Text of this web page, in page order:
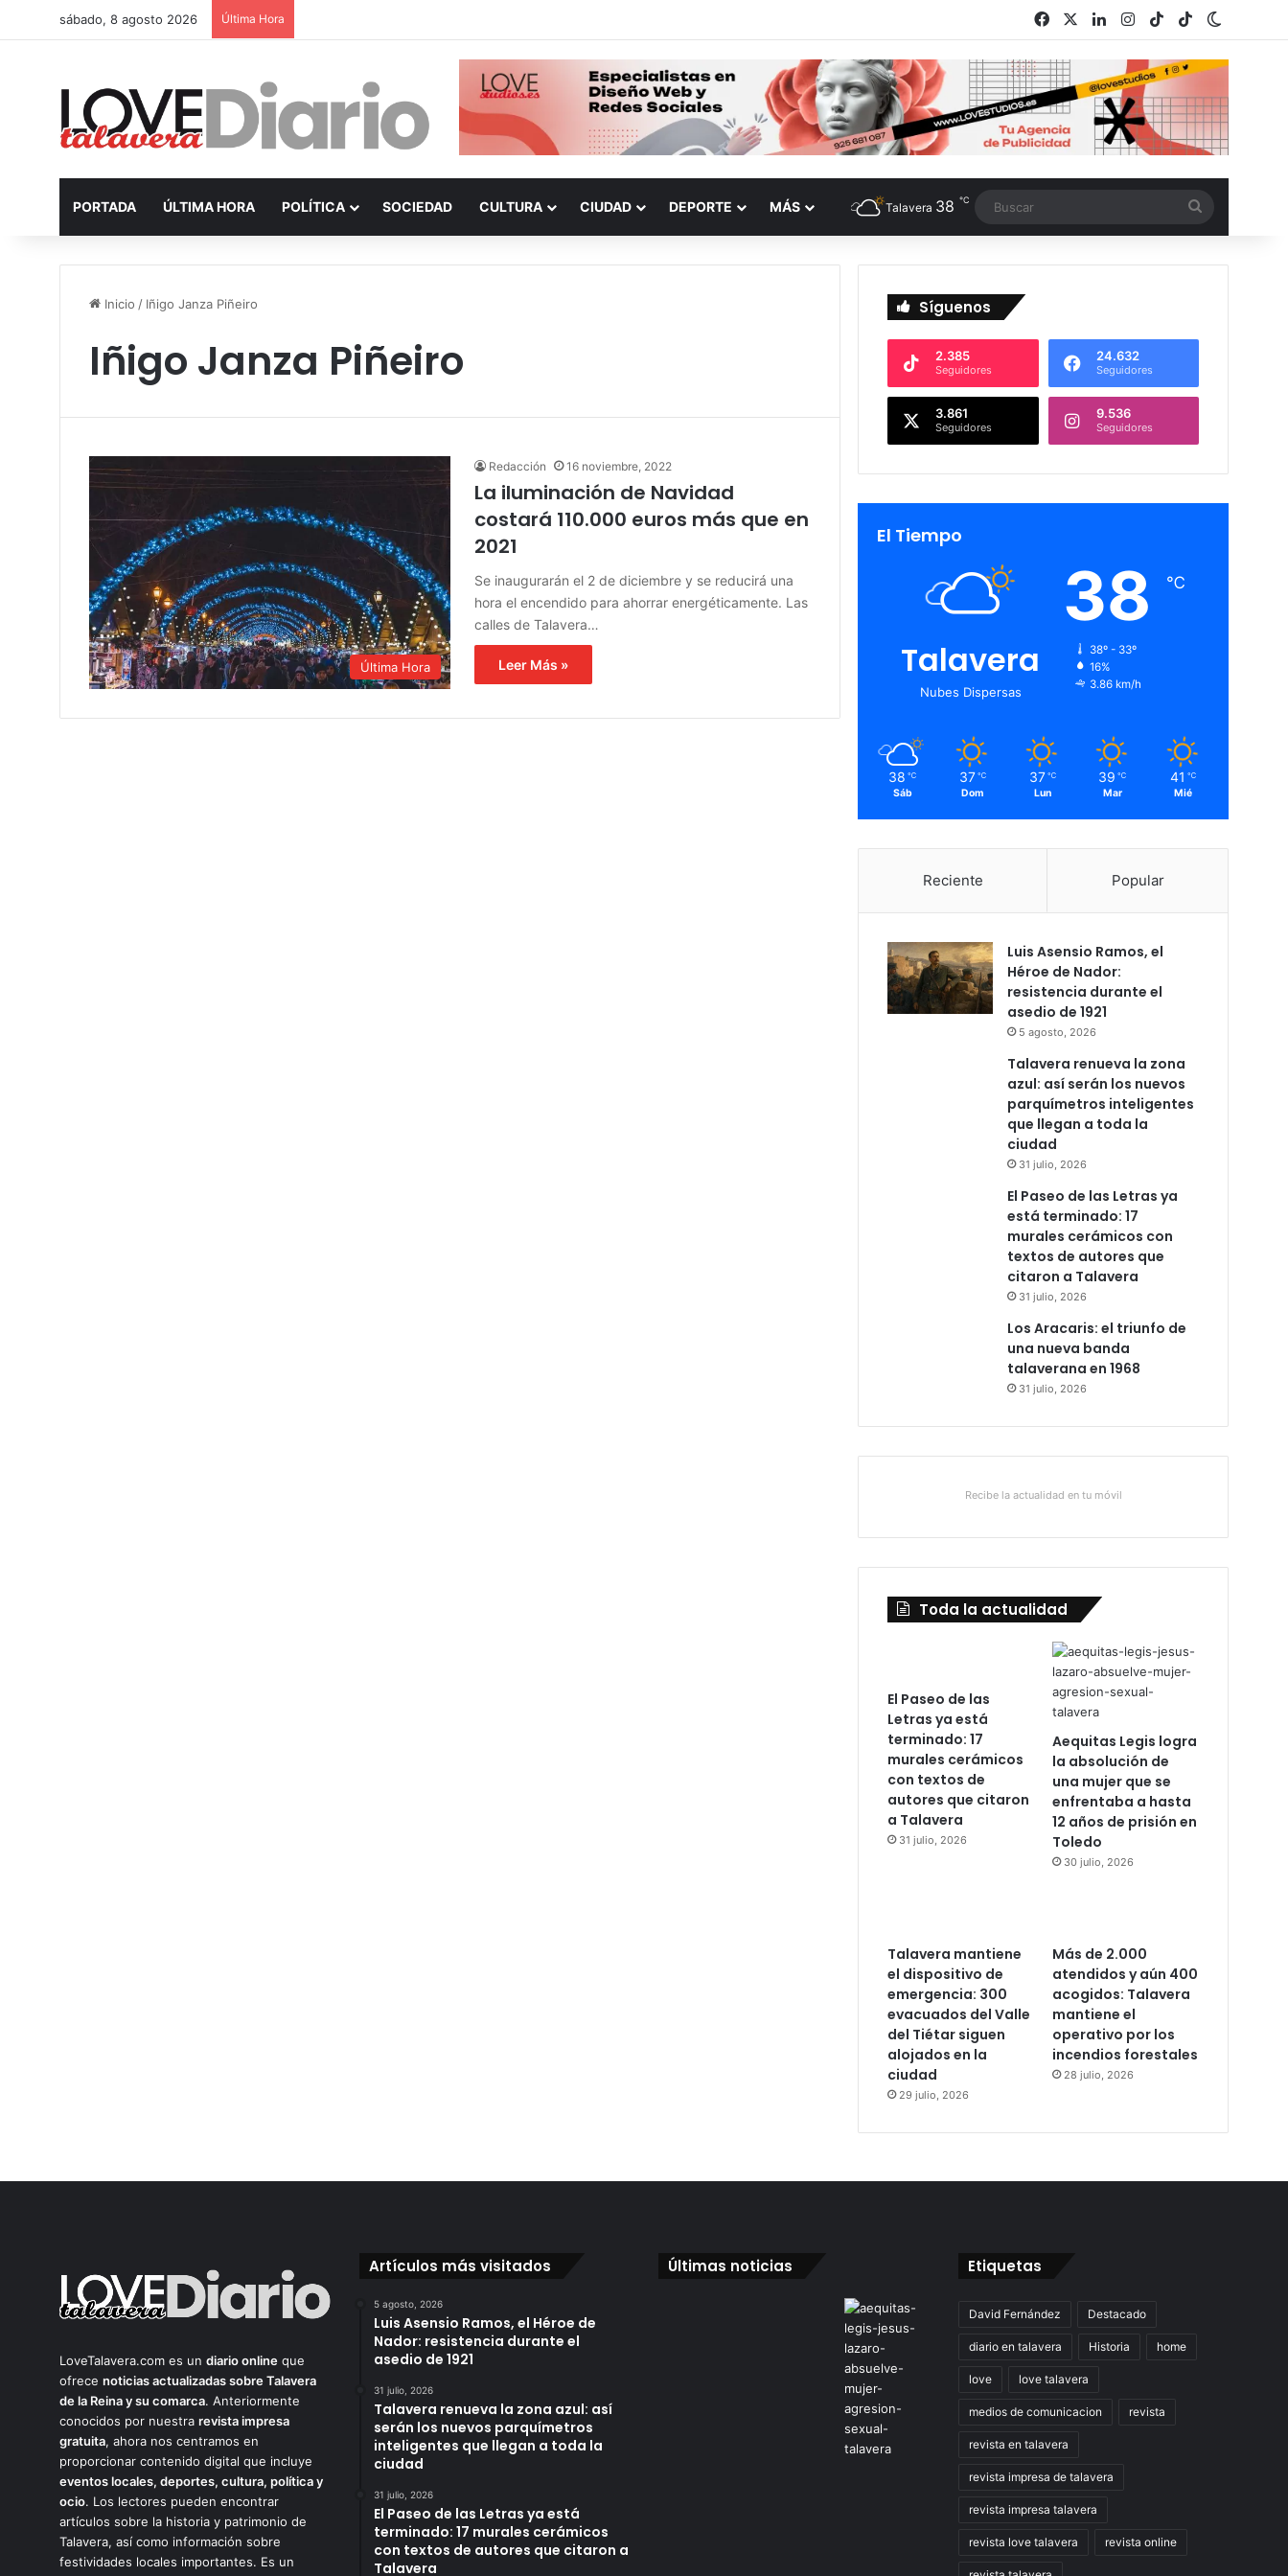
sábado, 8 agosto 2026 Última Hora Facebook LinkedInInstagram
TikTokRSS
PORTADA ÚLTIMA HORA POLÍTICA SOCIEDAD CULTURA CIUDAD DEPORTE MÁS Talavera 38 ℃
Inicio / Iñigo Janza Piñeiro
Iñigo Janza Piñeiro
Última Hora
Redacción 16 noviembre, 2022
La iluminación de Navidad
costará 110.000 euros más que en
2021
Se inaugurarán el 2 de diciembre y se reducirá una
hora el encendido para ahorrar energéticamente. Las
calles de Talavera…
Leer Más »
Síguenos
2.385
Seguidores
24.632
Seguidores
3.861
Seguidores
9.536
Seguidores
El Tiempo
Talavera
Nubes Dispersas
38 ℃
38º - 33º
16%
3.86 km/h
38 ℃
Sáb
37 ℃
Dom
37 ℃
Lun
39 ℃
Mar
41 ℃
Mié
Reciente Popular
Luis Asensio Ramos, el
Héroe de Nador:
resistencia durante el
asedio de 1921
5 agosto, 2026
Talavera renueva la zona
azul: así serán los nuevos
parquímetros inteligentes
que llegan a toda la
ciudad
31 julio, 2026
El Paseo de las Letras ya
está terminado: 17
murales cerámicos con
textos de autores que
citaron a Talavera
31 julio, 2026
Los Aracaris: el triunfo de
una nueva banda
talaverana en 1968
31 julio, 2026
Recibe la actualidad en tu móvil
Toda la actualidad
El Paseo de las
Letras ya está
terminado: 17
murales cerámicos
con textos de
autores que citaron
a Talavera
31 julio, 2026
Aequitas Legis logra
la absolución de
una mujer que se
enfrentaba a hasta
12 años de prisión en
Toledo
30 julio, 2026
Talavera mantiene
el dispositivo de
emergencia: 300
evacuados del Valle
del Tiétar siguen
alojados en la
ciudad
29 julio, 2026
Más de 2.000
atendidos y aún 400
acogidos: Talavera
mantiene el
operativo por los
incendios forestales
28 julio, 2026
LoveTalavera.com es un diario online que
ofrece noticias actualizadas sobre Talavera
de la Reina y su comarca. Anteriormente
conocidos por nuestra revista impresa
gratuita, ahora nos centramos en
proporcionar contenido digital que incluye
eventos locales, deportes, cultura, política y
ocio. Los lectores pueden encontrar
artículos sobre la historia y patrimonio de
Talavera, así como información sobre
festividades locales importantes. Es un
Artículos más visitados
5 agosto, 2026
Luis Asensio Ramos, el Héroe de
Nador: resistencia durante el
asedio de 1921
31 julio, 2026
Talavera renueva la zona azul: así
serán los nuevos parquímetros
inteligentes que llegan a toda la
ciudad
31 julio, 2026
El Paseo de las Letras ya está
terminado: 17 murales cerámicos
con textos de autores que citaron a
Talavera
Últimas noticias Etiquetas
David Fernández Destacado
diario en talavera Historia home
love love talavera
medios de comunicacion revista
revista en talavera
revista impresa de talavera
revista impresa talavera
revista love talavera revista online